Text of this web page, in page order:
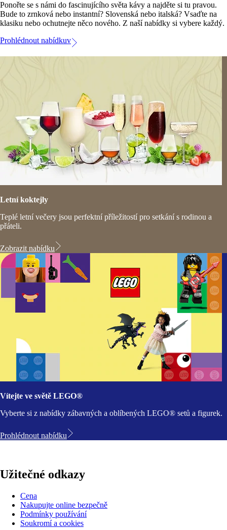
Ponořte se s námi do fascinujícího světa kávy a najděte si tu pravou.
Bude to zrnková nebo instantní? Slovenská nebo italská? Vsaďte na
klasiku nebo ochutnejte něco nového. Z naší nabídky si vybere každý.
Prohlédnout nabídkuv
Letní koktejly​
Teplé letní večery jsou perfektní příležitostí pro setkání s rodinou a
přáteli.
Zobrazit nabídku
Vítejte ve světě LEGO®
Vyberte si z nabídky zábavných a oblíbených LEGO® setů a figurek.
Prohlédnout nabídku
Užitečné odkazy
Cena
Nakupujte online bezpečně
Podmínky používání
Soukromí a cookies